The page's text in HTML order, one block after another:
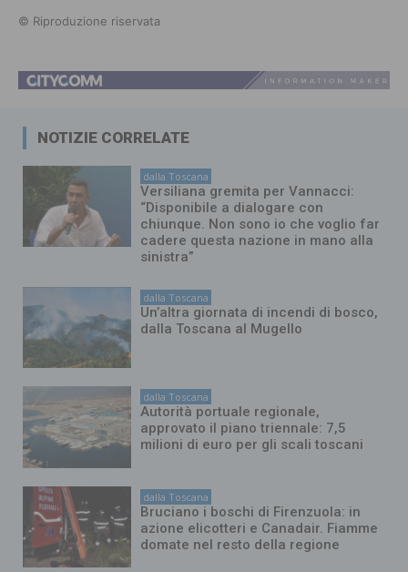
© Riproduzione riservata
NOTIZIE CORRELATE
dalla Toscana
Versiliana gremita per Vannacci:
“Disponibile a dialogare con
chiunque. Non sono io che voglio far
cadere questa nazione in mano alla
sinistra”
dalla Toscana
Un’altra giornata di incendi di bosco,
dalla Toscana al Mugello
dalla Toscana
Autorità portuale regionale,
approvato il piano triennale: 7,5
milioni di euro per gli scali toscani
dalla Toscana
Bruciano i boschi di Firenzuola: in
azione elicotteri e Canadair. Fiamme
domate nel resto della regione